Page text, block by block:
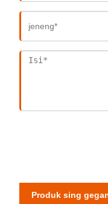
Produk sing